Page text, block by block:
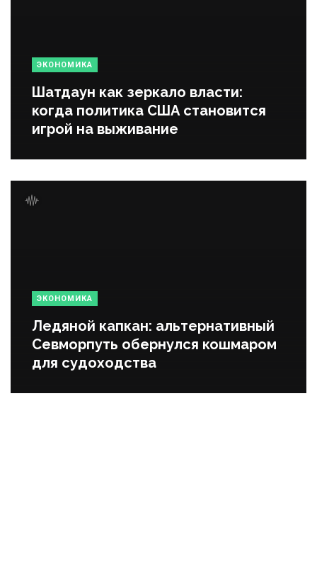
ЭКОНОМИКА
Шатдаун как зеркало власти:
когда политика США становится
игрой на выживание
ЭКОНОМИКА
Ледяной капкан: альтернативный
Севморпуть обернулся кошмаром
для судоходства